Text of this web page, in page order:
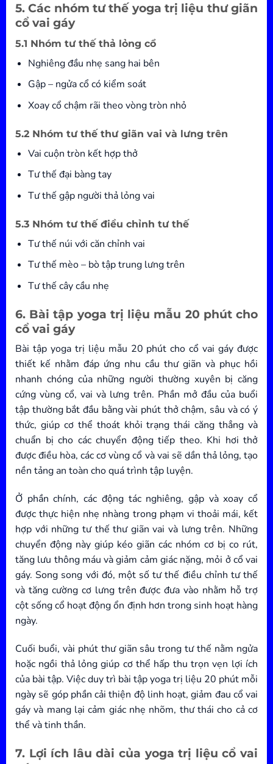
5. Các nhóm tư thế yoga trị liệu thư giãn
cổ vai gáy
5.1 Nhóm tư thế thả lỏng cổ
Nghiêng đầu nhẹ sang hai bên
Gập – ngửa cổ có kiểm soát
Xoay cổ chậm rãi theo vòng tròn nhỏ
5.2 Nhóm tư thế thư giãn vai và lưng trên
Vai cuộn tròn kết hợp thở
Tư thế đại bàng tay
Tư thế gập người thả lỏng vai
5.3 Nhóm tư thế điều chỉnh tư thế
Tư thế núi với căn chỉnh vai
Tư thế mèo – bò tập trung lưng trên
Tư thế cây cầu nhẹ
6. Bài tập yoga trị liệu mẫu 20 phút cho
cổ vai gáy
Bài tập yoga trị liệu mẫu 20 phút cho cổ vai gáy được
thiết kế nhằm đáp ứng nhu cầu thư giãn và phục hồi
nhanh chóng của những người thường xuyên bị căng
cứng vùng cổ, vai và lưng trên. Phần mở đầu của buổi
tập thường bắt đầu bằng vài phút thở chậm, sâu và có ý
thức, giúp cơ thể thoát khỏi trạng thái căng thẳng và
chuẩn bị cho các chuyển động tiếp theo. Khi hơi thở
được điều hòa, các cơ vùng cổ và vai sẽ dần thả lỏng, tạo
nền tảng an toàn cho quá trình tập luyện.
Ở phần chính, các động tác nghiêng, gập và xoay cổ
được thực hiện nhẹ nhàng trong phạm vi thoải mái, kết
hợp với những tư thế thư giãn vai và lưng trên. Những
chuyển động này giúp kéo giãn các nhóm cơ bị co rút,
tăng lưu thông máu và giảm cảm giác nặng, mỏi ở cổ vai
gáy. Song song với đó, một số tư thế điều chỉnh tư thế
và tăng cường cơ lưng trên được đưa vào nhằm hỗ trợ
cột sống cổ hoạt động ổn định hơn trong sinh hoạt hàng
ngày.
Cuối buổi, vài phút thư giãn sâu trong tư thế nằm ngửa
hoặc ngồi thả lỏng giúp cơ thể hấp thu trọn vẹn lợi ích
của bài tập. Việc duy trì bài tập yoga trị liệu 20 phút mỗi
ngày sẽ góp phần cải thiện độ linh hoạt, giảm đau cổ vai
gáy và mang lại cảm giác nhẹ nhõm, thư thái cho cả cơ
thể và tinh thần.
7. Lợi ích lâu dài của yoga trị liệu cổ vai